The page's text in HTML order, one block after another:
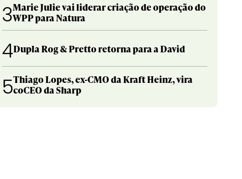
3Marie Julie vai liderar criação de operação do
WPP para Natura
4Dupla Rog & Pretto retorna para a David
5Thiago Lopes, ex-CMO da Kraft Heinz, vira
coCEO da Sharp